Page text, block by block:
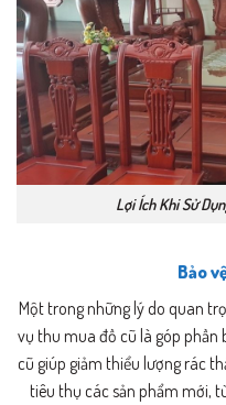
Lợi Ích Khi Sử
Bảo
Một trong những lý do quan
vụ thu mua đồ cũ là góp phần
cũ giúp giảm thiểu lượng rác
tiêu thụ các sản phẩm mới,